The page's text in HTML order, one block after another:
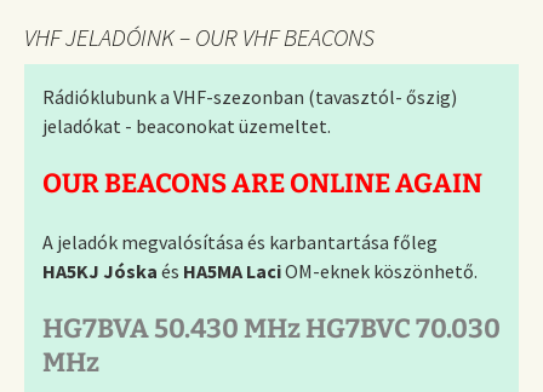
VHF JELADÓINK – OUR VHF BEACONS
Rádióklubunk a VHF-szezonban (tavasztól- őszig)
jeladókat - beaconokat üzemeltet.
OUR BEACONS ARE ONLINE AGAIN
A jeladók megvalósítása és karbantartása főleg
HA5KJ Jóska és HA5MA LaciOM-eknek köszönhető.
HG7BVA 50.430 MHz HG7BVC 70.030
MHz